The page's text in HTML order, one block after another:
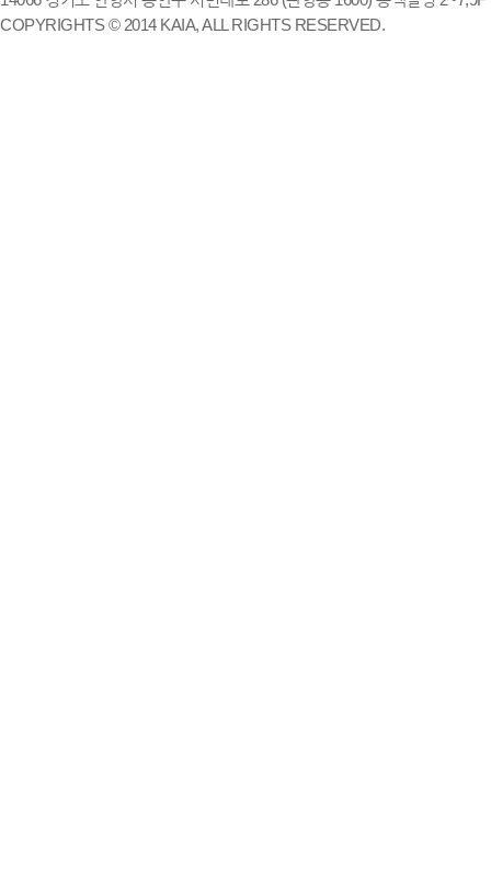
COPYRIGHTS © 2014 KAIA, ALL RIGHTS RESERVED.